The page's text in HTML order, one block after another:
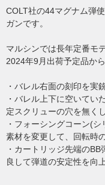
COLT社の44マグナム弾
ガンです。
マルシンでは長年定番モ
2024年9月出荷予定品か
・バレル右面の刻印を実
・バレル上下に空いてい
定スクリューの穴を無く
・フォーシングコーン(
素材を変更して、回転時
・カートリッジ先端の
良して弾道の安定性を向上